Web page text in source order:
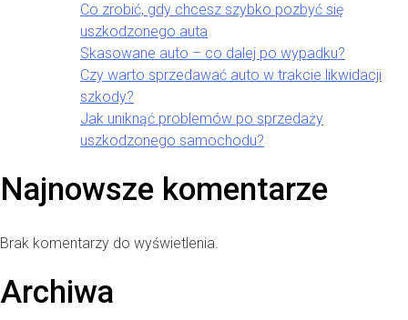
Co zrobić, gdy chcesz szybko pozbyć się
uszkodzonego auta
Skasowane auto – co dalej po wypadku?
Czy warto sprzedawać auto w trakcie likwidacji
szkody?
Jak uniknąć problemów po sprzedaży
uszkodzonego samochodu?
Najnowsze komentarze
Brak komentarzy do wyświetlenia.
Archiwa